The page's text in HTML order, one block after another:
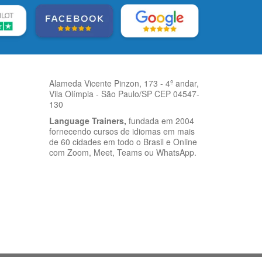
Alameda Vicente Pinzon, 173 - 4º andar,
Vila Olímpia - São Paulo/SP CEP 04547-
130
Language Trainers, fundada em 2004
fornecendo cursos de idiomas em mais
de 60 cidades em todo o Brasil e Online
com Zoom, Meet, Teams ou WhatsApp.